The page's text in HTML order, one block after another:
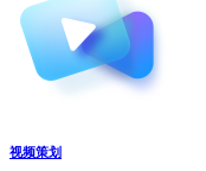
视频策划